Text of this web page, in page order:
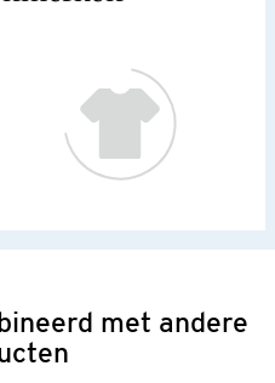
met andere